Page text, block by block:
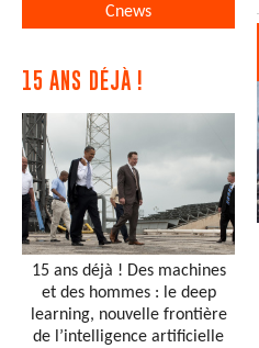
Cnews
15 ANS DÉJÀ !
15 ans déjà ! Des machines
et des hommes : le deep
learning, nouvelle frontière
de l’intelligence artificielle